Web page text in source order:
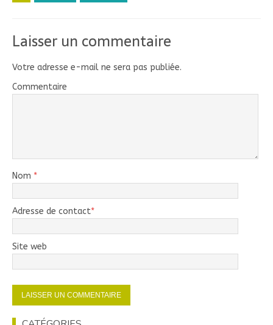
Laisser un commentaire
Votre adresse e-mail ne sera pas publiée.
Commentaire
Nom *
Adresse de contact*
Site web